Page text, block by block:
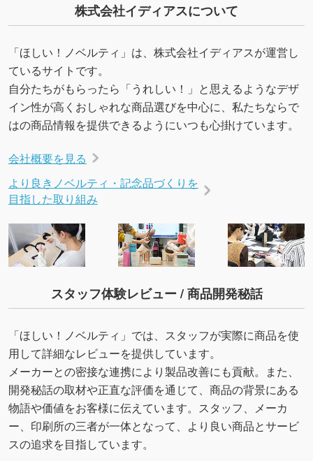
株式会社イディアスについて
「ほしい！ノベルティ」は、株式会社イディアスが運営し
ているサイトです。
自分たちがもらったら「うれしい！」と思えるようなデザ
イン性が高くおしゃれな商品選びを中心に、私たちならで
はの商品情報を提供できるようにいつも心掛けています。
会社概要を見る
より良きノベルティ・記念品づくりを
目指した取り組み
スタッフ体験レビュー / 商品開発秘話
「ほしい！ノベルティ」では、スタッフが実際に商品を使
用して詳細なレビューを提供しています。
メーカーとの密接な連携により製品改善にも貢献。また、
開発秘話の取材や正直な評価を通じて、商品の背景にある
物語や価値をお客様に伝えています。スタッフ、メーカ
ー、印刷所の三者が一体となって、より良い商品とサービ
スの追求を目指しています。